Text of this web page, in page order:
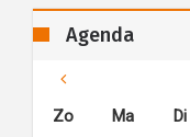
Agenda
Zo
Ma Di